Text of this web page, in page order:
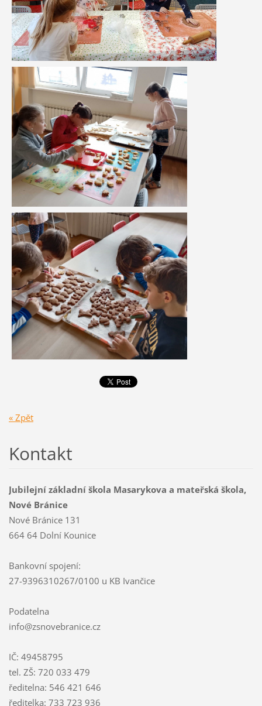
« Zpět
Kontakt
Jubilejní základní škola Masarykova a mateřská škola,
Nové Bránice
Nové Bránice 131
664 64 Dolní Kounice
Bankovní spojení:
27-9396310267/0100 u KB Ivančice
Podatelna
info@zsnovebranice.cz
IČ: 49458795
tel. ZŠ: 720 033 479
ředitelna: 546 421 646
ředitelka: 733 723 936